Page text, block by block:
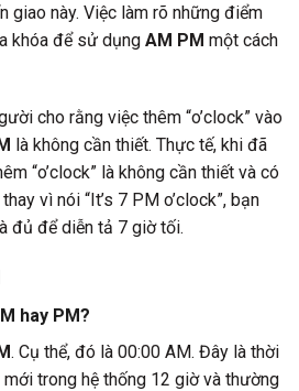
giao này. Việc làm rõ những điểm
khóa để sử dụng AM PM một cách
cho rằng việc thêm “o’clock” vào
là không cần thiết. Thực tế, khi đã
“o’clock” là không cần thiết và có
vì nói “It’s 7 PM o’clock”, bạn
đủ để diễn tả 7 giờ tối.
hay PM?
. Cụ thể, đó là 00:00 AM. Đây là thời
trong hệ thống 12 giờ và thường